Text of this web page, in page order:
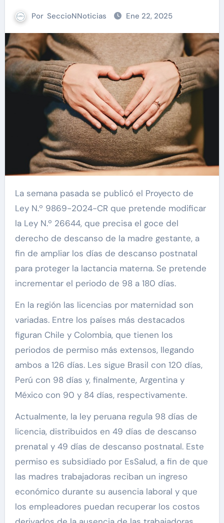
Por SeccioNNoticias Ene 22, 2025
La semana pasada se publicó el Proyecto de
Ley N.º 9869-2024-CR que pretende modificar
la Ley N.º 26644, que precisa el goce del
derecho de descanso de la madre gestante, a
fin de ampliar los días de descanso postnatal
para proteger la lactancia materna. Se pretende
incrementar el periodo de 98 a 180 días.
En la región las licencias por maternidad son
variadas. Entre los países más destacados
figuran Chile y Colombia, que tienen los
periodos de permiso más extensos, llegando
ambos a 126 días. Les sigue Brasil con 120 días,
Perú con 98 días y, finalmente, Argentina y
México con 90 y 84 días, respectivamente.
Actualmente, la ley peruana regula 98 días de
licencia, distribuidos en 49 días de descanso
prenatal y 49 días de descanso postnatal. Este
permiso es subsidiado por EsSalud, a fin de que
las madres trabajadoras reciban un ingreso
económico durante su ausencia laboral y que
los empleadores puedan recuperar los costos